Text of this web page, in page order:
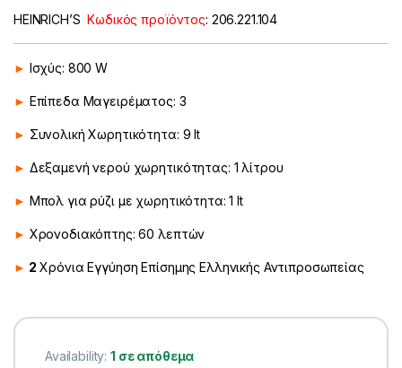
HEINRICH’S Κωδικός προϊόντος: 206.221.104
► Ισχύς: 800 W
► Επίπεδα Μαγειρέματος: 3
► Συνολική Χωρητικότητα: 9 lt
► Δεξαμενή νερού χωρητικότητας: 1 λίτρου
► Μπολ για ρύζι με χωρητικότητα: 1 lt
► Χρονοδιακόπτης: 60 λεπτών
► 2 Χρόνια Εγγύηση Επίσημης Ελληνικής Αντιπροσωπείας
Availability:1 σε απόθεμα